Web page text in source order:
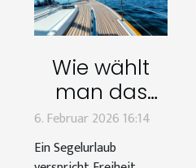
Wie wählt
man das
perfekte Boot
für Ihren
6. Februar 2026 16:14
Ein Segelurlaub